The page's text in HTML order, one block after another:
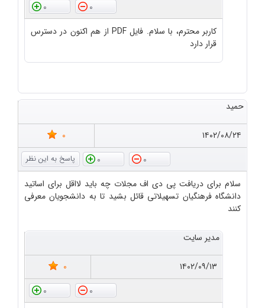
0
0
کاربر محترم، با سلام. فایل PDF از هم اکنون در دسترس
قرار دارد
حمید
۱۴۰۲/۰۸/۲۴
0
0
0
سلام برای دریافت پی دی اف مجلات چه باید لااقل برای اساتید
دانشگاه فرهنگیان تسهیلاتی قائل بشید تا به دانشجویان معرفی
کنند
مدیر سایت
۱۴۰۲/۰۹/۱۳
0
0
0